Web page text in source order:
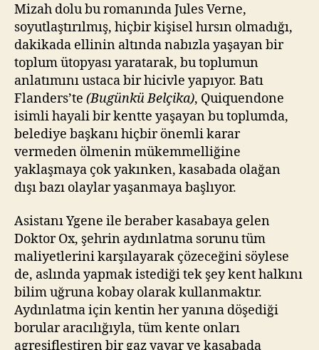
Mizah dolu bu romanında Jules Verne,
soyutlaştırılmış, hiçbir kişisel hırsın olmadığı,
dakikada ellinin altında nabızla yaşayan bir
toplum ütopyası yaratarak, bu toplumun
anlatımını ustaca bir hicivle yapıyor. Batı
Flanders’te (Bugünkü Belçika), Quiquendone
isimli hayali bir kentte yaşayan bu toplumda,
belediye başkanı hiçbir önemli karar
vermeden ölmenin mükemmelliğine
yaklaşmaya çok yakınken, kasabada olağan
dışı bazı olaylar yaşanmaya başlıyor.
Asistanı Ygene ile beraber kasabaya gelen
Doktor Ox, şehrin aydınlatma sorunu tüm
maliyetlerini karşılayarak çözeceğini söylese
de, aslında yapmak istediği tek şey kent halkını
bilim uğruna kobay olarak kullanmaktır.
Aydınlatma için kentin her yanına döşediği
borular aracılığıyla, tüm kente onları
agresifleştiren bir gaz yayar ve kasabada